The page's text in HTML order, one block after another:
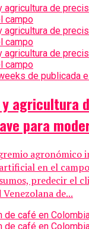
de publicada
y agricultura
para
agronómico
en el
predecir el
Venezolana de...